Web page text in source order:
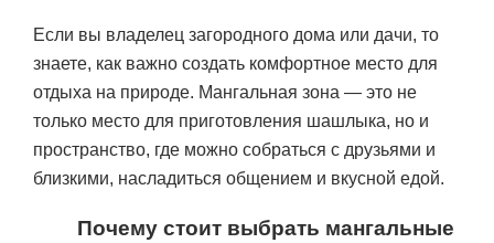
Если вы владелец загородного дома или дачи, то
знаете, как важно создать комфортное место для
отдыха на природе. Мангальная зона — это не
только место для приготовления шашлыка, но и
пространство, где можно собраться с друзьями и
близкими, насладиться общением и вкусной едой.
Почему стоит выбрать мангальные